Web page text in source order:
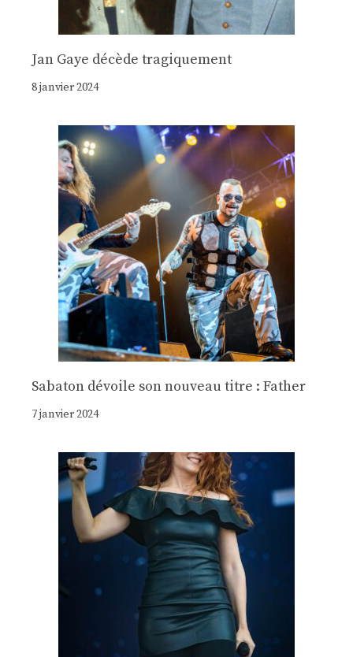
Jan Gaye décède tragiquement
8 janvier 2024
Sabaton dévoile son nouveau titre : Father
7 janvier 2024